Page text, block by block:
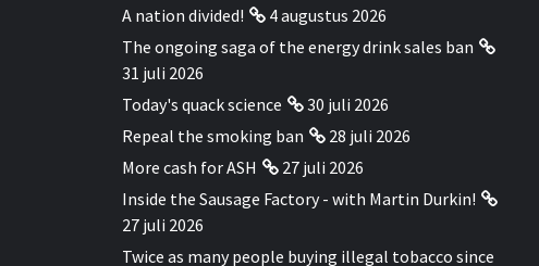
A nation divided!
4 augustus 2026
The ongoing saga of the energy drink sales ban
31 juli 2026
Today's quack science
30 juli 2026
Repeal the smoking ban
28 juli 2026
More cash for ASH
27 juli 2026
Inside the Sausage Factory - with Martin Durkin!
27 juli 2026
Twice as many people buying illegal tobacco since